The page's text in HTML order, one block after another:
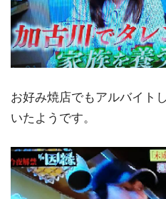
お好み焼店でもアルバイト
いたようです。